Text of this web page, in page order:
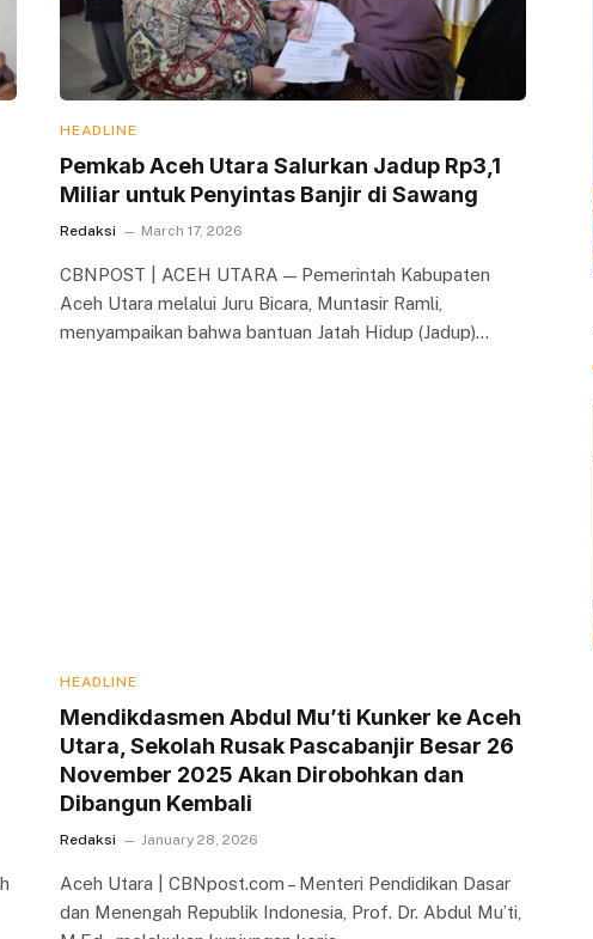
HEADLINE
Pemkab Aceh Utara Salurkan Jadup Rp3,1
Miliar untuk Penyintas Banjir di Sawang
Redaksi March 17, 2026
CBNPOST | ACEH UTARA — Pemerintah Kabupaten
Aceh Utara melalui Juru Bicara, Muntasir Ramli,
menyampaikan bahwa bantuan Jatah Hidup (Jadup)…
HEADLINE
Mendikdasmen Abdul Mu’ti Kunker ke Aceh
Utara, Sekolah Rusak Pascabanjir Besar 26
November 2025 Akan Dirobohkan dan
Dibangun Kembali
Redaksi January 28, 2026
Aceh Utara | CBNpost.com – Menteri Pendidikan Dasar
dan Menengah Republik Indonesia, Prof. Dr. Abdul Mu’ti,